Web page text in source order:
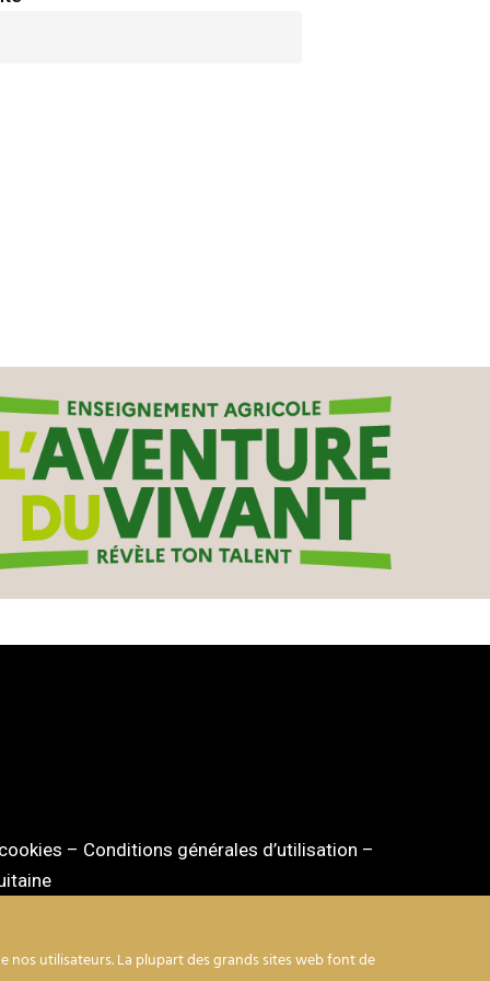
– Conditions générales d’utilisation –
utilisateurs. La plupart des grands sites web font de